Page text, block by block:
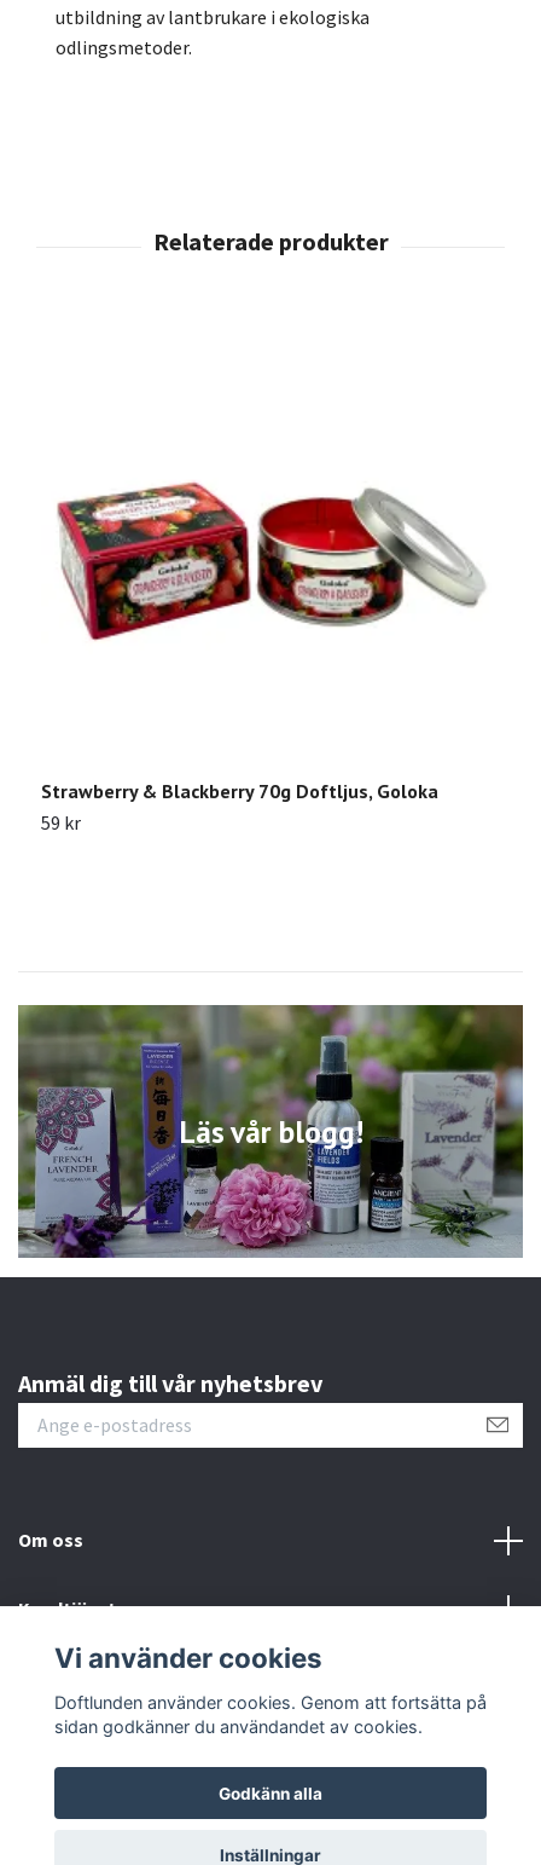
Läs vår blogg!
utbildning av lantbrukare i ekologiska
odlingsmetoder.
Strawberry & Blackberry 70g Doftljus, Goloka
59 kr
Anmäl dig till vår nyhetsbrev
Om oss
Kundtjänst
© 2026 Doftlunden
Vi använder cookies
Doftlunden använder cookies. Genom att fortsätta på
sidan godkänner du användandet av cookies.
Godkänn alla
Inställningar